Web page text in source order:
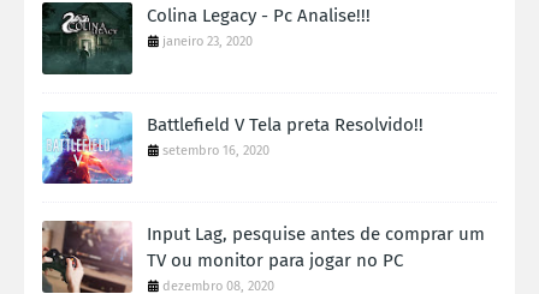
Colina Legacy - Pc Analise!!!
janeiro 23, 2020
Battlefield V Tela preta Resolvido!!
setembro 16, 2020
Input Lag, pesquise antes de comprar um
TV ou monitor para jogar no PC
dezembro 08, 2020